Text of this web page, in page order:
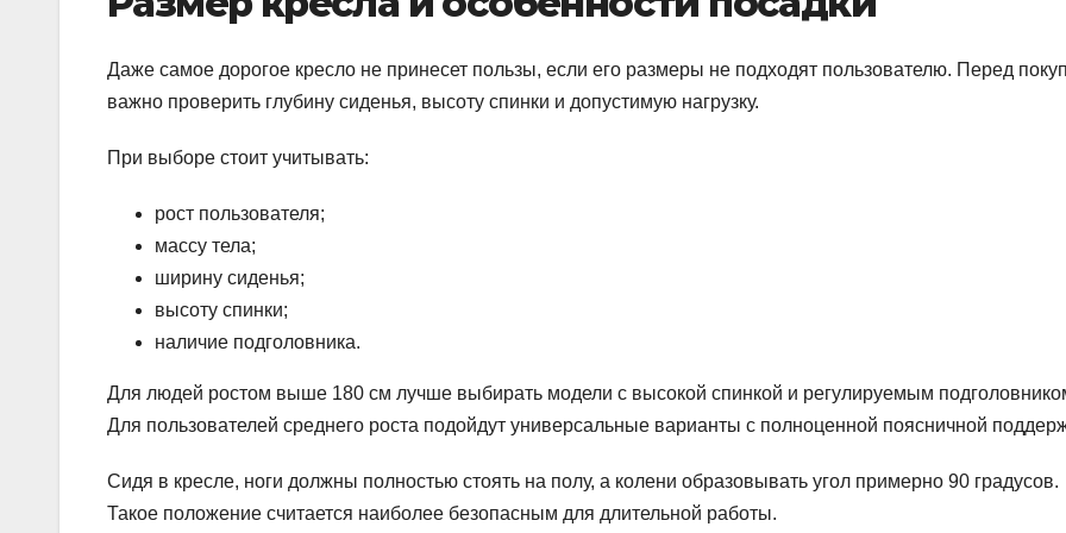
Даже самое дорогое кресло не принесет пользы, если его размеры не подходят пользователю. Перед
важно проверить глубину сиденья, высоту спинки и допустимую нагрузку.
При выборе стоит учитывать:
рост пользователя;
массу тела;
ширину сиденья;
высоту спинки;
наличие подголовника.
Для людей ростом выше 180 см лучше выбирать модели с высокой спинкой и регулируемым
Для пользователей среднего роста подойдут универсальные варианты с полноценной поясничной
Сидя в кресле, ноги должны полностью стоять на полу, а колени образовывать угол примерно 90 градусов.
Такое положение считается наиболее безопасным для длительной работы.